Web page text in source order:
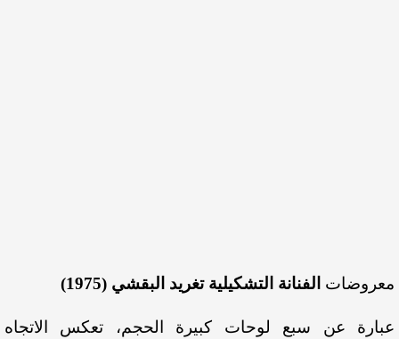
معروضات الفنانة التشكيلية تغريد البقشي (1975)
عبارة عن سبع لوحات كبيرة الحجم، تعكس الاتجاه